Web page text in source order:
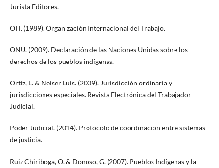
Jurista Editores.
OIT. (1989). Organización Internacional del Trabajo.
ONU. (2009). Declaración de las Naciones Unidas sobre los
derechos de los pueblos indígenas.
Ortiz, L. & Neiser Luis. (2009). Jurisdicción ordinaria y
jurisdicciones especiales. Revista Electrónica del Trabajador
Judicial.
Poder Judicial. (2014). Protocolo de coordinación entre sistemas
de justicia.
Ruiz Chiriboga, O. & Donoso, G. (2007). Pueblos Indígenas y la